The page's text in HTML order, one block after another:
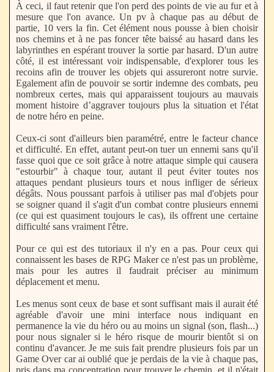
À ceci, il faut retenir que l'on perd des points de vie au fur et à
mesure que l'on avance. Un pv à chaque pas au début de
partie, 10 vers la fin. Cet élément nous pousse à bien choisir
nos chemins et à ne pas foncer tête baissé au hasard dans les
labyrinthes en espérant trouver la sortie par hasard. D'un autre
côté, il est intéressant voir indispensable, d'explorer tous les
recoins afin de trouver les objets qui assureront notre survie.
Egalement afin de pouvoir se sortir indemne des combats, peu
nombreux certes, mais qui apparaissent toujours au mauvais
moment histoire d’aggraver toujours plus la situation et l'état
de notre héro en peine.
Ceux-ci sont d'ailleurs bien paramétré, entre le facteur chance
et difficulté. En effet, autant peut-on tuer un ennemi sans qu'il
fasse quoi que ce soit grâce à notre attaque simple qui causera
"estourbir" à chaque tour, autant il peut éviter toutes nos
attaques pendant plusieurs tours et nous infliger de sérieux
dégâts. Nous poussant parfois à utiliser pas mal d'objets pour
se soigner quand il s'agit d'un combat contre plusieurs ennemi
(ce qui est quasiment toujours le cas), ils offrent une certaine
difficulté sans vraiment l'être.
Pour ce qui est des tutoriaux il n'y en a pas. Pour ceux qui
connaissent les bases de RPG Maker ce n'est pas un problème,
mais pour les autres il faudrait préciser au minimum
déplacement et menu.
Les menus sont ceux de base et sont suffisant mais il aurait été
agréable d'avoir une mini interface nous indiquant en
permanence la vie du héro ou au moins un signal (son, flash...)
pour nous signaler si le héro risque de mourir bientôt si on
continu d'avancer. Je me suis fait prendre plusieurs fois par un
Game Over car ai oublié que je perdais de la vie à chaque pas,
pris dans ma concentration pour trouver le chemin, et il n'était